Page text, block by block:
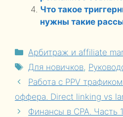
Что такое
нужны такие
Рубрики
Арбитраж и affiliate
Метки
Для новичков,
Работа с PPV
оффера. Direct linking vs
Финансы в CPA.